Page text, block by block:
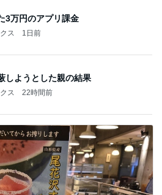
3万円のアプリ課金
ス 1日前
しようとした親の結果
ス 22時間前